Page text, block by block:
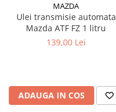
MAZDA
Ulei transmisie automata
Mazda ATF FZ 1 litru
139,00 Lei
ADAUGA IN COS